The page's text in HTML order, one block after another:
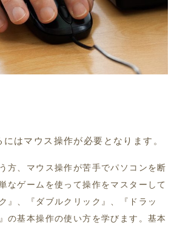
はマウス操作が必要となります。
方、マウス操作が苦手でパソコンを断
なゲームを使って操作をマスターして
』、『ダブルクリック』、『ドラッ
の基本操作の使い方を学びます。基本